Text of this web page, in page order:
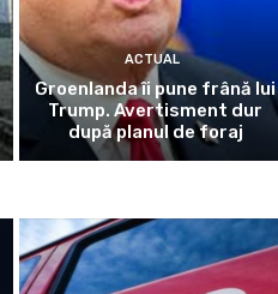
ACTUAL
Groenlanda îi pune frână lui
Trump. Avertisment dur
după planul de foraj